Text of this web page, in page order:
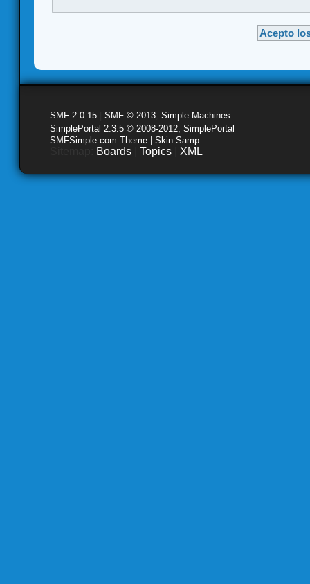
SMF 2.0.15 SMF © 2013 Simple Machines
SimplePortal 2.3.5 © 2008-2012, SimplePortal
SMFSimple.com Theme | Skin Samp
Boards Topics XML